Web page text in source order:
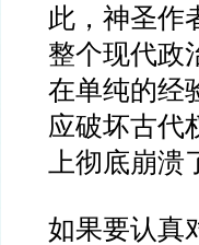
此，神圣作
整个现代政
在单纯的经
应破坏古代
上彻底崩溃
如果要认真